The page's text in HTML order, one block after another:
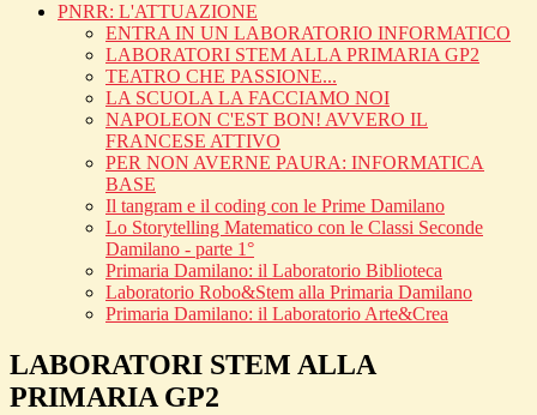
PNRR: L'ATTUAZIONE
ENTRA IN UN LABORATORIO INFORMATICO
LABORATORI STEM ALLA PRIMARIA GP2
TEATRO CHE PASSIONE...
LA SCUOLA LA FACCIAMO NOI
NAPOLEON C'EST BON! AVVERO IL
FRANCESE ATTIVO
PER NON AVERNE PAURA: INFORMATICA
BASE
Il tangram e il coding con le Prime Damilano
Lo Storytelling Matematico con le Classi Seconde
Damilano - parte 1°
Primaria Damilano: il Laboratorio Biblioteca
Laboratorio Robo&Stem alla Primaria Damilano
Primaria Damilano: il Laboratorio Arte&Crea
LABORATORI STEM ALLA
PRIMARIA GP2